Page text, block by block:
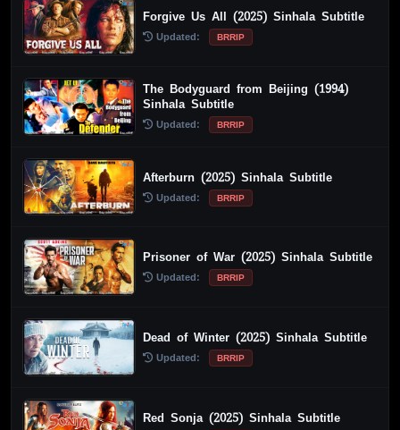
Forgive Us All (2025) Sinhala Subtitle
Updated: BRRIP
The Bodyguard from Beijing (1994)
Sinhala Subtitle
Updated: BRRIP
Afterburn (2025) Sinhala Subtitle
Updated: BRRIP
Prisoner of War (2025) Sinhala Subtitle
Updated: BRRIP
Dead of Winter (2025) Sinhala Subtitle
Updated: BRRIP
Red Sonja (2025) Sinhala Subtitle